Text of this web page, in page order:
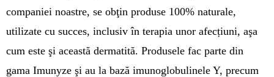
companiei noastre, se obţin produse 100% naturale,
utilizate cu succes, inclusiv în terapia unor afecțiuni, aşa
cum este şi această dermatită. Produsele fac parte din
gama Imunyze şi au la bază imunoglobulinele Y, precum